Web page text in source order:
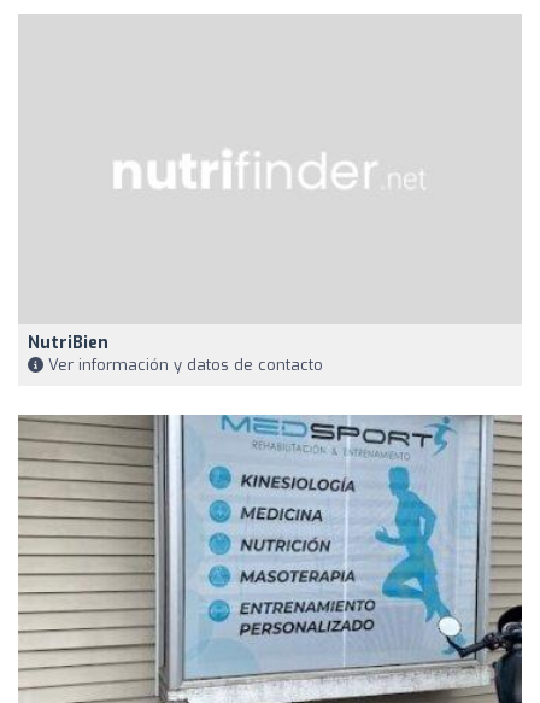
NutriBien
Ver información y datos de contacto